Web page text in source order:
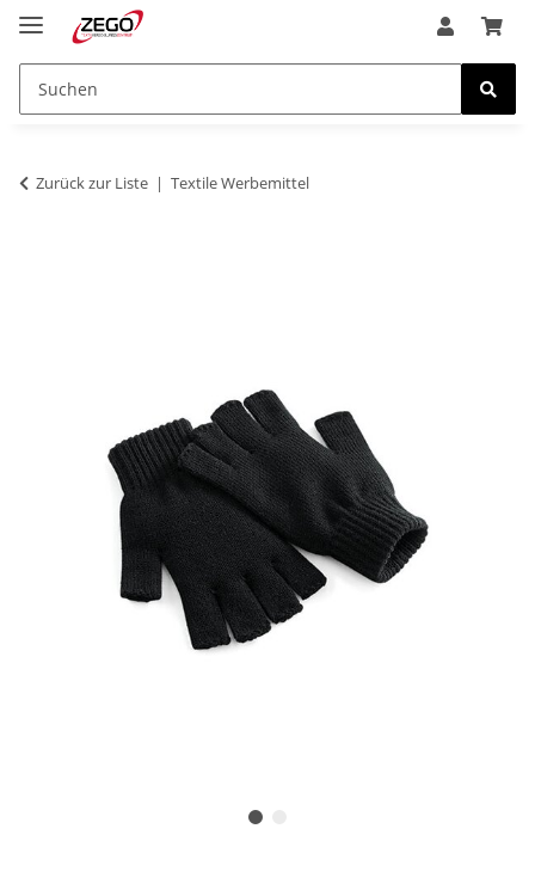
Zurück zur Liste Textile Werbemittel